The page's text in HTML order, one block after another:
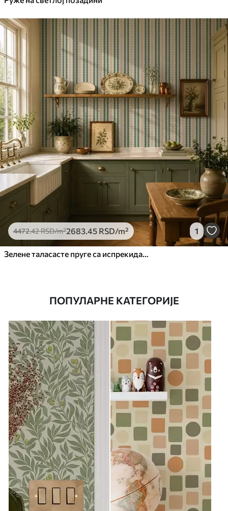
4472.42RSD/m²2683.45 RSD/m² 1
Зелене таласасте пруге са испрекиданим линијама
ПОПУЛАРНЕ КАТЕГОРИЈЕ